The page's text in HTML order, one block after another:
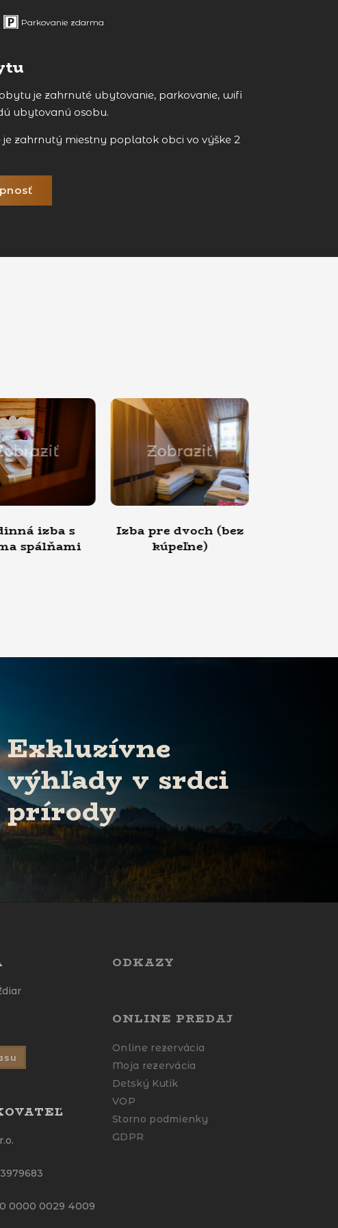
Parkovanie zdarma
je zahrnuté ubytovanie, parkovanie, wifi
ubytovanú osobu.
zahrnutý miestny poplatok obci vo výške 2
Zobraziť
pre dvoch (bez
kúpeľne)
Zobraziť
Izba pre troch (bez
kúpeľne)
Exkluzívne
výhľady v srdci
prírody
0000 0029 4009
ODKAZY
ONLINE PREDAJ
Online rezervácia
Moja rezervácia
Detský Kutik
VOP
Storno podmienky
GDPR